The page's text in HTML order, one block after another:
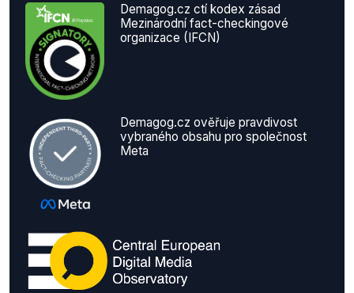
Demagog.cz ctí kodex zásad
Mezinárodní fact-checkingové
organizace (IFCN)
Demagog.cz ověřuje pravdivost
vybraného obsahu pro společnost
Meta